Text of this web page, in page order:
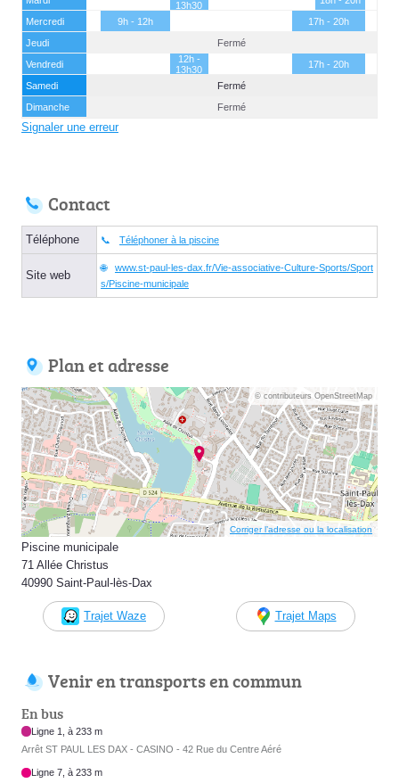
13h30
Mercredi
9h - 12h
17h - 20h
Jeudi
Fermé
Vendredi
12h -
13h30
17h - 20h
Samedi
Fermé
Dimanche
Fermé
Signaler une erreur
Contact
Téléphone Téléphoner à la piscine
Site web
www.st-paul-les-dax.fr/Vie-associative-Culture-Sports/Sport
s/Piscine-municipale
Plan et adresse
© contributeurs OpenStreetMap
Corriger l’adresse ou la localisation
Piscine municipale
71 Allée Christus
40990 Saint-Paul-lès-Dax
Trajet Waze Trajet Maps
Venir en transports en commun
En bus
Ligne 1, à 233 m
Arrêt ST PAUL LES DAX - CASINO - 42 Rue du Centre Aéré
Ligne 7, à 233 m